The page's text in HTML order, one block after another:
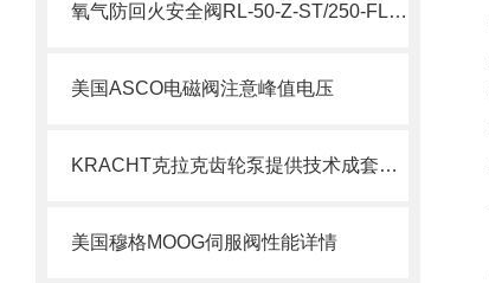
氧气防回火安全阀RL-50-Z-ST/250-FL参数
美国ASCO电磁阀注意峰值电压
KRACHT克拉克齿轮泵提供技术成套组装
美国穆格MOOG伺服阀性能详情